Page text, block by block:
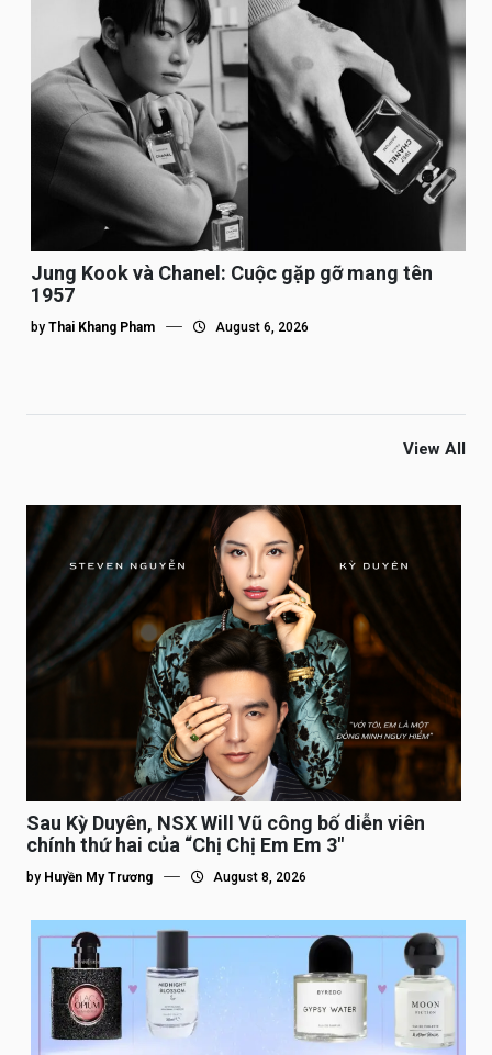
Jung Kook và Chanel: Cuộc gặp gỡ mang tên
1957
by Thai Khang Pham August 6, 2026
View All
Sau Kỳ Duyên, NSX Will Vũ công bố diễn viên
chính thứ hai của “Chị Chị Em Em 3″
by Huyền My Trương August 8, 2026